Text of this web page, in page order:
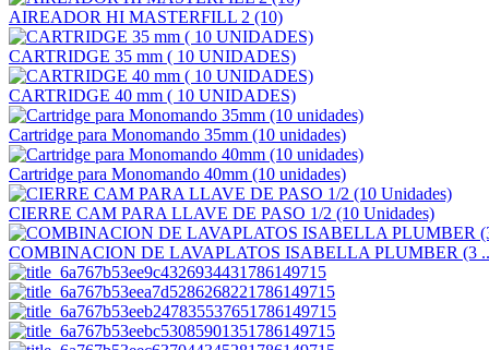
AIREADOR HI MASTERFILL 2 (10)
CARTRIDGE 35 mm ( 10 UNIDADES)
CARTRIDGE 40 mm ( 10 UNIDADES)
Cartridge para Monomando 35mm (10 unidades)
Cartridge para Monomando 40mm (10 unidades)
CIERRE CAM PARA LLAVE DE PASO 1/2 (10 Unidades)
COMBINACION DE LAVAPLATOS ISABELLA PLUMBER (3